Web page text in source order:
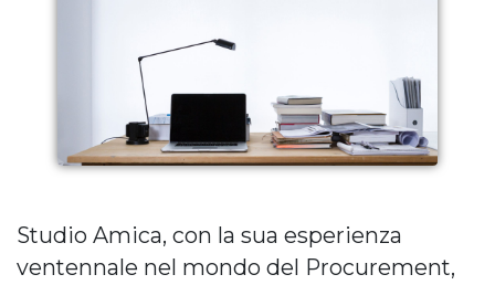
Studio Amica, con la sua esperienza
ventennale nel mondo del Procurement,